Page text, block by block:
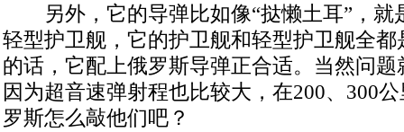
另外，它的导弹比如像“挞懒土耳”，就
轻型护卫舰，它的护卫舰和轻型护卫舰全
的话，它配上俄罗斯导弹正合适。当然问
因为超音速弹射程也比较大，在200、300
罗斯怎么敲他们吧？